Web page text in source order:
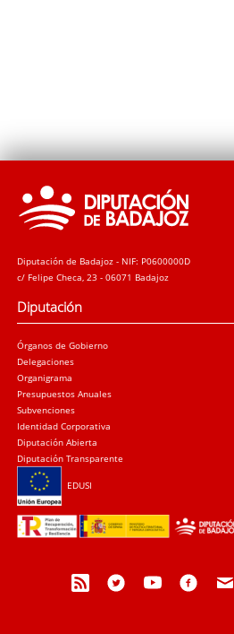
Diputación de Badajoz - NIF: P0600000D
c/ Felipe Checa, 23 - 06071 Badajoz
Diputación
Órganos de Gobierno
Delegaciones
Organigrama
Presupuestos Anuales
Subvenciones
Identidad Corporativa
Diputación Abierta
Diputación Transparente
EDUSI